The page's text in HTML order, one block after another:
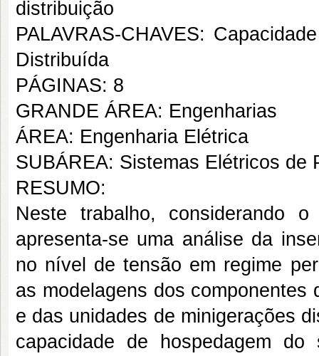
distribuição
PALAVRAS-CHAVES:
Distribuída
PÁGINAS: 8
GRANDE ÁREA: Engenharias
ÁREA: Engenharia Elétrica
SUBÁREA: Sistemas Elétricos de
RESUMO:
Neste trabalho, considerando
apresenta-se uma análise da
no nível de tensão em regime
as modelagens dos
e das unidades de minigerações
capacidade de hospedagem